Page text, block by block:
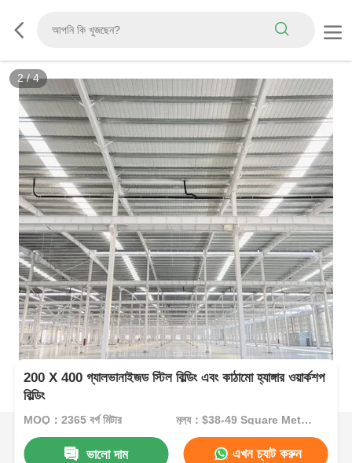
2/4
200 X 400 গ্যালভানাইজড স্টিল বিল্ডিং এবং কাঠামো হ্যাঙ্গার ওয়ার্কশপ
বিল্ডিং
MOQ：2365 বর্গ মিটার মূল্য：$38-49 Square Meters
ভালো দাম এখন চ্যাট করুন